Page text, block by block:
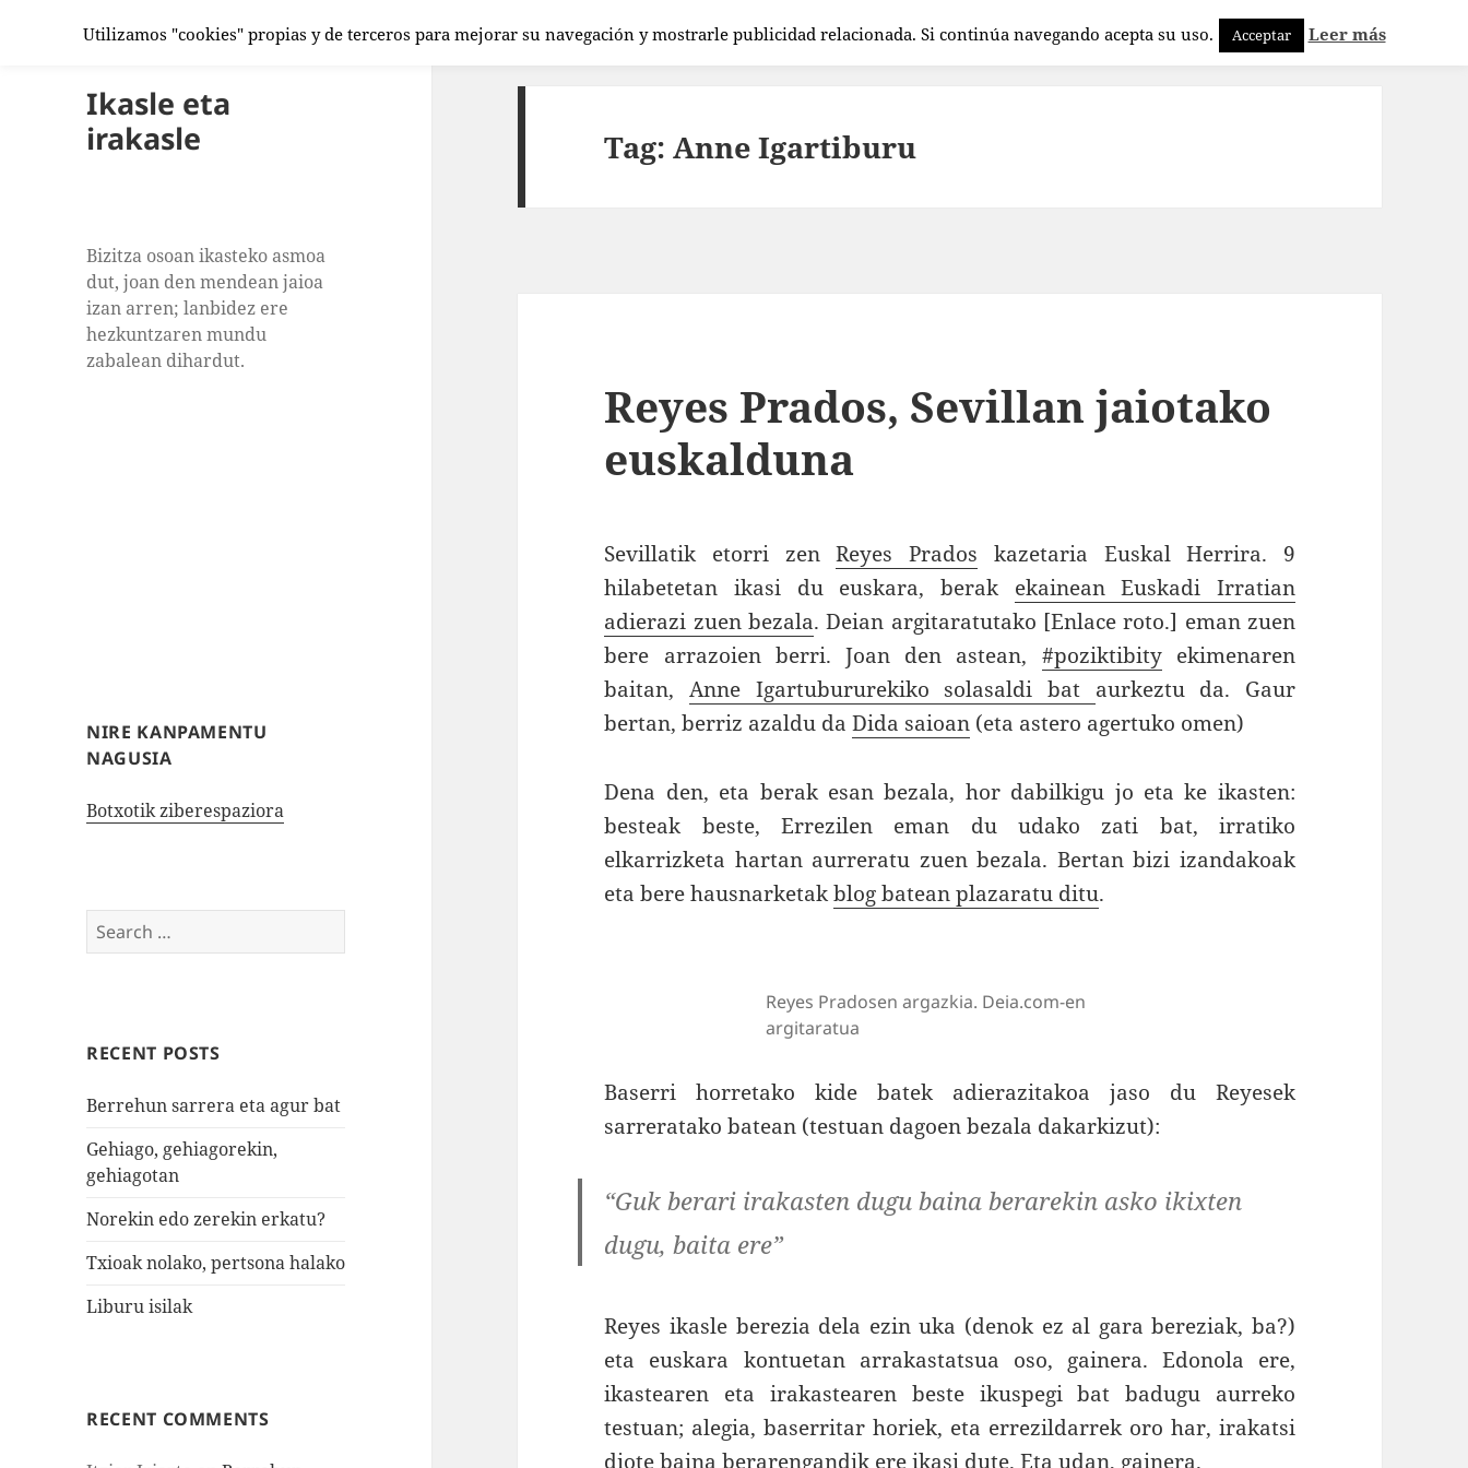
Ikasle eta
irakasle
Bizitza osoan ikasteko asmoa
dut, joan den mendean jaioa
izan arren; lanbidez ere
hezkuntzaren mundu
zabalean dihardut.
NIRE KANPAMENTU
NAGUSIA
Botxotik ziberespaziora
Search
for:
RECENT POSTS
Berrehun sarrera eta agur bat
Gehiago, gehiagorekin,
gehiagotan
Norekin edo zerekin erkatu?
Txioak nolako, pertsona halako
Liburu isilak
RECENT COMMENTS
Tag:Anne Igartiburu
Reyes Prados, Sevillan jaiotako
euskalduna
Sevillatik etorri zenReyes Prados kazetaria Euskal Herrira. 9
hilabetetan ikasi du euskara, berak ekainean Euskadi Irratian
adierazi zuen bezala. Deian argitaratutako [Enlace roto.] eman zuen
bere arrazoien berri. Joan den astean, #poziktibityekimenaren
baitan,Anne Igartubururekiko solasaldi bat aurkeztu da. Gaur
bertan, berriz azaldu daDida saioan (eta astero agertuko omen)
Dena den, eta berak esan bezala, hor dabilkigu jo eta ke ikasten:
besteak beste, Errezilen eman du udako zati bat, irratiko
elkarrizketa hartan aurreratu zuen bezala. Bertan bizi izandakoak
eta bere hausnarketakblog batean plazaratu ditu.
Reyes Pradosen argazkia. Deia.com-en
argitaratua
Baserri horretako kide batek adierazitakoa jaso du Reyesek
sarreratako batean (testuan dagoen bezala dakarkizut):
“Guk berari irakasten dugu baina berarekin asko ikixten
dugu, baita ere”
Reyes ikasle berezia dela ezin uka (denok ez al gara bereziak, ba?)
eta euskara kontuetan arrakastatsua oso, gainera. Edonola ere,
ikastearen eta irakastearen beste ikuspegi bat badugu aurreko
testuan; alegia, baserritar horiek, eta errezildarrek oro har, irakatsi
diote baina berarengandik ere ikasi dute. Eta udan, gainera.
Utilizamos "cookies" propias y de terceros para mejorar su navegación y mostrarle publicidad relacionada. Si continúa navegando acepta su uso. Acceptar Leer más